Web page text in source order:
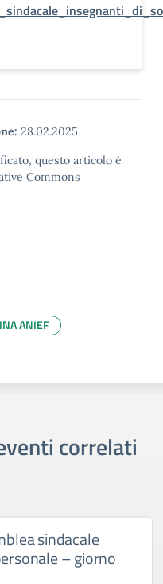
28.02.2025
questo articolo è
Commons
ANIEF
correlati
sindacale
– giorno